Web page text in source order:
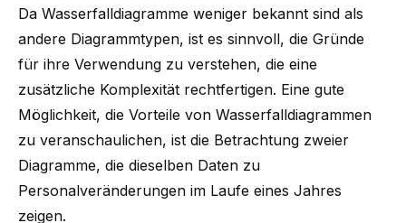
Da Wasserfalldiagramme weniger bekannt sind als
andere Diagrammtypen, ist es sinnvoll, die Gründe
für ihre Verwendung zu verstehen, die eine
zusätzliche Komplexität rechtfertigen. Eine gute
Möglichkeit, die Vorteile von Wasserfalldiagrammen
zu veranschaulichen, ist die Betrachtung zweier
Diagramme, die dieselben Daten zu
Personalveränderungen im Laufe eines Jahres
zeigen.